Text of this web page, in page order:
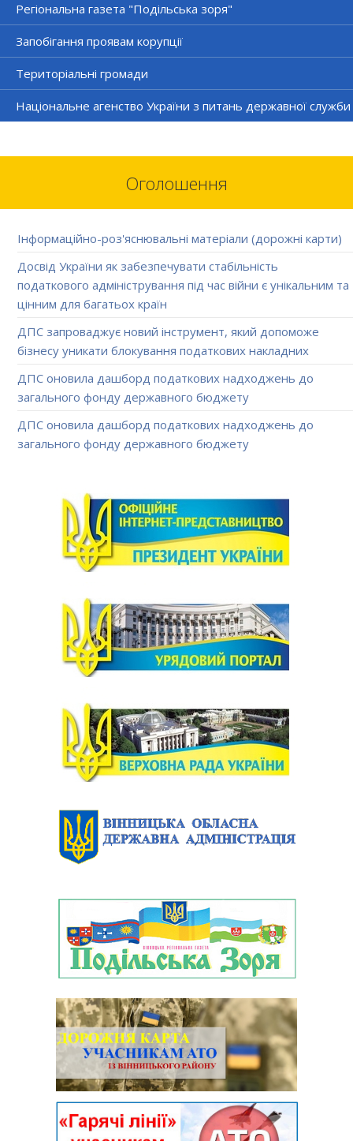
Регіональна газета "Подільська зоря"
Запобігання проявам корупції
Територіальні громади
Національне агенство України з питань державної служби
Оголошення
Інформаційно-роз'яснювальні матеріали (дорожні карти)
Досвід України як забезпечувати стабільність
податкового адміністрування під час війни є унікальним та
цінним для багатьох країн
ДПС запроваджує новий інструмент, який допоможе
бізнесу уникати блокування податкових накладних
ДПС оновила дашборд податкових надходжень до
загального фонду державного бюджету
ДПС оновила дашборд податкових надходжень до
загального фонду державного бюджету